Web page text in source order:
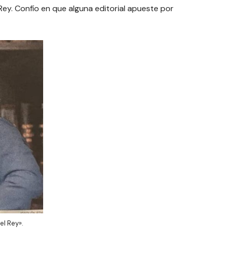
Confío en que alguna editorial apueste por
Rey».